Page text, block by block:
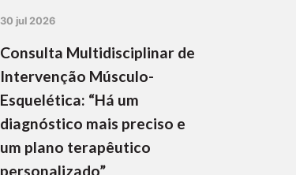
30 jul 2026
Consulta Multidisciplinar de
Intervenção Músculo-
Esquelética: “Há um
diagnóstico mais preciso e
um plano terapêutico
personalizado”